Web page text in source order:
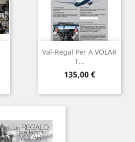
Val-Regal Per A VOLAR
1...
Preu
135,00 €